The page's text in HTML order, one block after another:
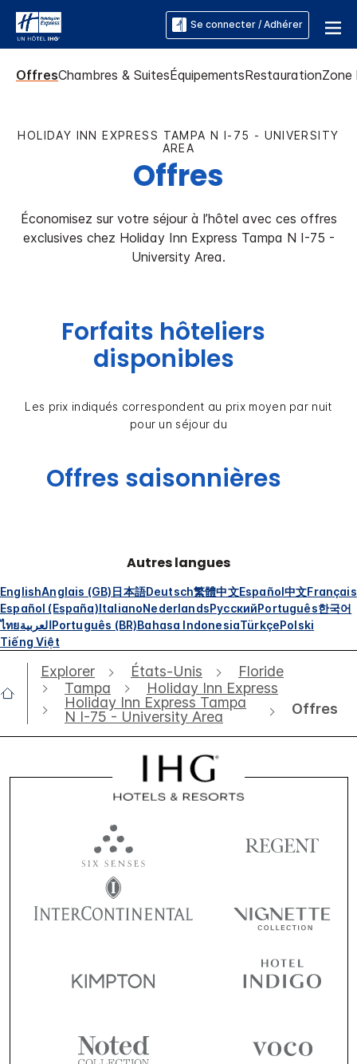
Se connecter / Adhérer
OffresChambres & SuitesÉquipementsRestaurationZone
HOLIDAY INN EXPRESS TAMPA N I-75 - UNIVERSITY
AREA
Offres
Économisez sur votre séjour à l’hôtel avec ces offres
exclusives chez Holiday Inn Express Tampa N I-75 -
University Area.
Forfaits hôteliers
disponibles
Les prix indiqués correspondent au prix moyen par nuit
pour un séjour du
Offres saisonnières
Autres langues
EnglishAnglais (GB)日本語Deutsch繁體中文Español中文Français
Español (España)ItalianoNederlandsРусскийPortuguês한국어
ไทยالعربيةPortuguês (BR)Bahasa IndonesiaTürkçePolski
Tiếng Việt
Explorer États-Unis
Floride
Tampa
Holiday Inn Express
Holiday Inn Express Tampa
N I-75 - University Area
Offres